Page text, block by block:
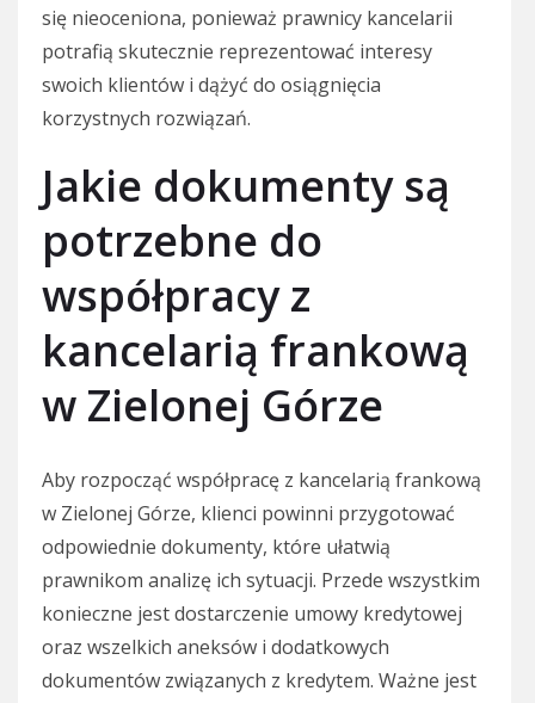
się nieoceniona, ponieważ prawnicy kancelarii
potrafią skutecznie reprezentować interesy
swoich klientów i dążyć do osiągnięcia
korzystnych rozwiązań.
Jakie dokumenty są
potrzebne do
współpracy z
kancelarią frankową
w Zielonej Górze
Aby rozpocząć współpracę z kancelarią frankową
w Zielonej Górze, klienci powinni przygotować
odpowiednie dokumenty, które ułatwią
prawnikom analizę ich sytuacji. Przede wszystkim
konieczne jest dostarczenie umowy kredytowej
oraz wszelkich aneksów i dodatkowych
dokumentów związanych z kredytem. Ważne jest